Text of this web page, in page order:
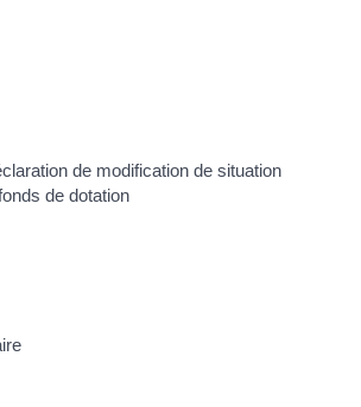
de modification de situation
de dotation